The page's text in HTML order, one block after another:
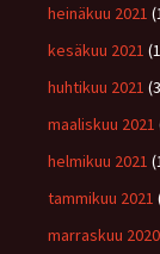
heinäkuu 2021
kesäkuu 2021
huhtikuu 2021
maaliskuu 2021
helmikuu 2021
tammikuu 2021
marraskuu 2020